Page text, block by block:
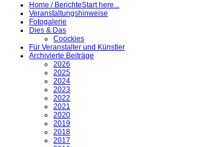
Home / BerichteStart here...
Veranstaltungshinweise
Fotogalerie
Dies & Das
Coockies
Für Veranstalter und Künstler
Archivierte Beiträge
2026
2025
2024
2023
2022
2021
2020
2019
2018
2017